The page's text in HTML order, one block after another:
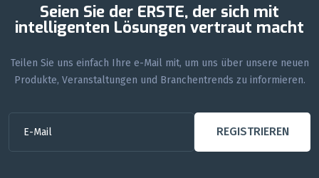
Seien Sie der ERSTE, der sich mit
intelligenten Lösungen vertraut macht
Teilen Sie uns einfach Ihre e-Mail mit, um uns über unsere neuen
Produkte, Veranstaltungen und Branchentrends zu informieren.
REGISTRIEREN